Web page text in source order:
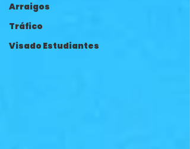
Arraigos
Tráfico
Visado Estudiantes